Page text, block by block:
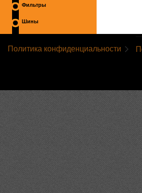
Фильтры
Шины
Политика конфиденциальности